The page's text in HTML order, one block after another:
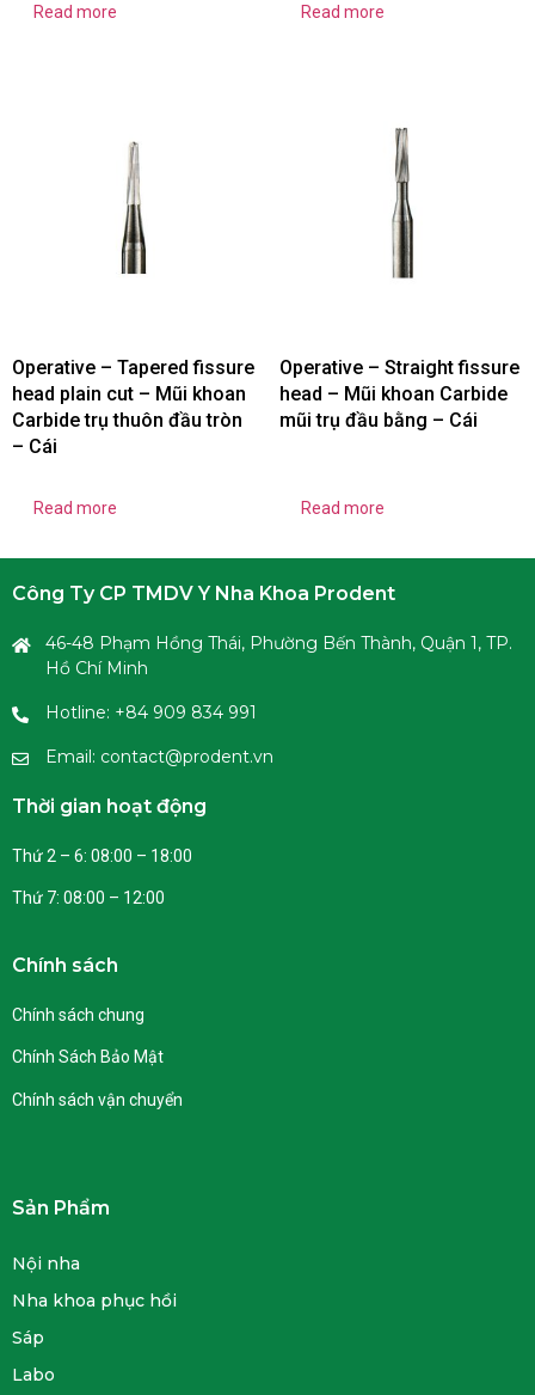
Read more Read more
Operative – Tapered fissure
head plain cut – Mũi khoan
Carbide trụ thuôn đầu tròn
– Cái
Read more
Operative – Straight fissure
head – Mũi khoan Carbide
mũi trụ đầu bằng – Cái
Read more
Công Ty CP TMDV Y Nha Khoa Prodent
46-48 Phạm Hồng Thái, Phường Bến Thành, Quận 1, TP.
Hồ Chí Minh
Hotline: +84 909 834 991
Email: contact@prodent.vn
Thời gian hoạt động
Thứ 2 – 6: 08:00 – 18:00
Thứ 7: 08:00 – 12:00
Chính sách
Chính sách chung
Chính Sách Bảo Mật
Chính sách vận chuyển
Sản Phẩm
Nội nha
Nha khoa phục hồi
Sáp
Labo